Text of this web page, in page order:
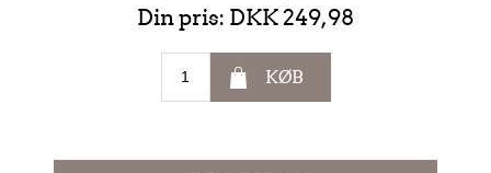
Din pris: DKK 249,98
KØB